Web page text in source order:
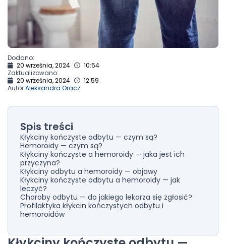
Dodano:
20 września, 2024
10:54
Zaktualizowano:
20 września, 2024
12:59
Autor:Aleksandra Oracz
Spis treści
Kłykciny kończyste odbytu — czym są?
Hemoroidy — czym są?
Kłykciny kończyste a hemoroidy — jaka jest ich
przyczyna?
Kłykciny odbytu a hemoroidy — objawy
Kłykciny kończyste odbytu a hemoroidy — jak
leczyć?
Choroby odbytu — do jakiego lekarza się zgłosić?
Profilaktyka kłykcin kończystych odbytu i
hemoroidów